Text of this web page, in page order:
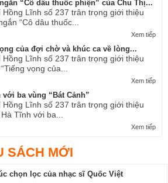
“Cô dâu thuốc phiện” của Chu Thị...
Hồng Lĩnh số 237 trân trọng giới thiệu
“Cô dâu thuốc...
Xem tiếp
của đợi chờ và khúc ca về lòng...
Hồng Lĩnh số 237 trân trọng giới thiệu
vọng của...
Xem tiếp
với ba vùng “Bát Cảnh”
Hồng Lĩnh số 237 trân trọng giới thiệu
Tĩnh với ba...
Xem tiếp
SÁCH MỚI
chọn lọc của nhạc sĩ Quốc Việt